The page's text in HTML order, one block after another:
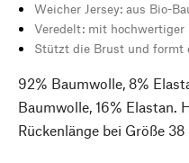
Weicher Jersey: aus Bio-
Veredelt: mit
Stützt die Brust und formt
92% Baumwolle, 8%
Baumwolle, 16% Elastan.
Rückenlänge bei Größe